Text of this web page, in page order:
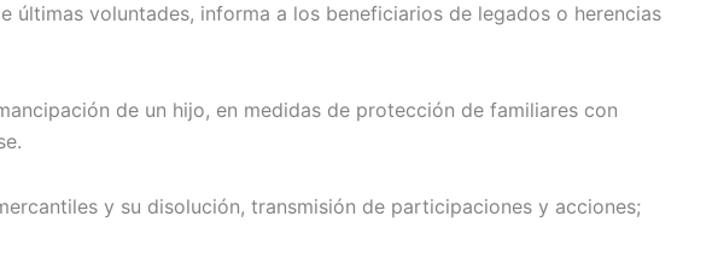
voluntades, informa a los beneficiarios de legados o herencias
de un hijo, en medidas de protección de familiares con
y su disolución, transmisión de participaciones y acciones;